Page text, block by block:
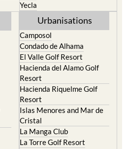
Yecla
Urbanisations
Camposol
Condado de Alhama
El Valle Golf Resort
Hacienda del Alamo Golf
Resort
Hacienda Riquelme Golf
Resort
Islas Menores and Mar de
Cristal
La Manga Club
La Torre Golf Resort